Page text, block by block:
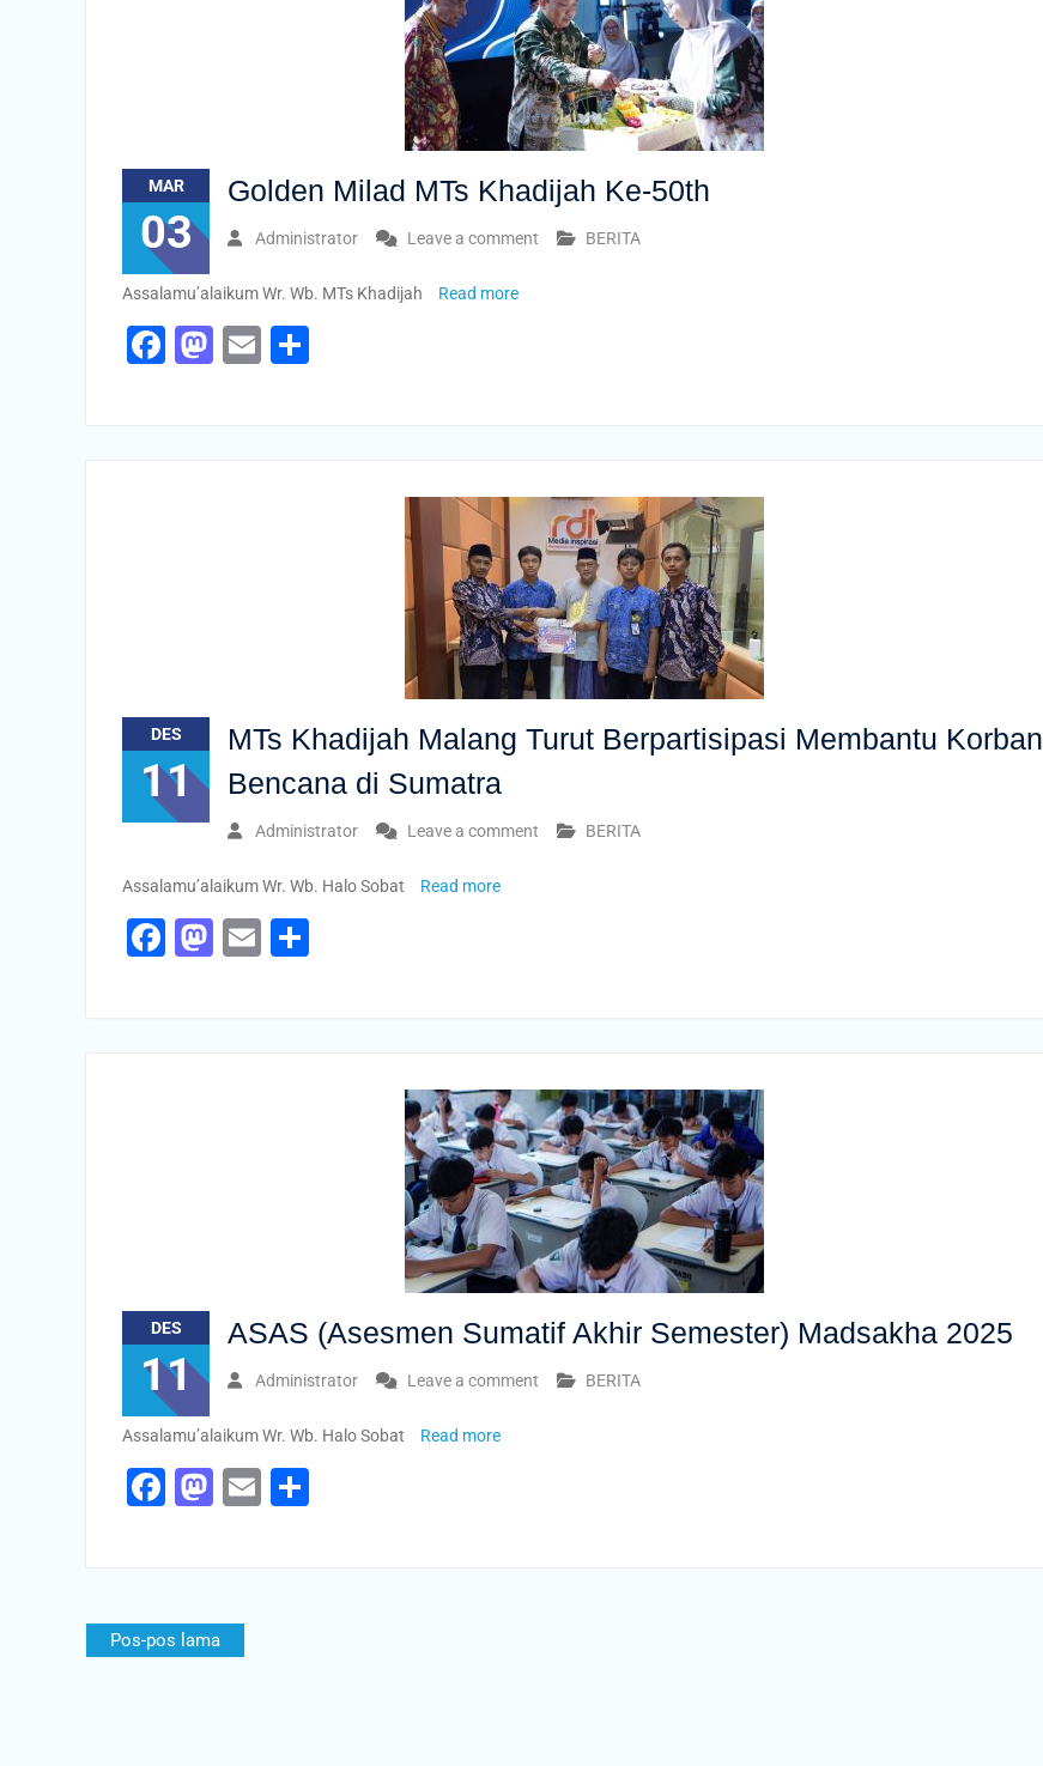
MAR
03
Golden Milad MTs Khadijah Ke-50th
Administrator Leave a comment BERITA
Assalamu’alaikum Wr. Wb. MTs Khadijah Read more
Facebook
Mastodon
Email
DES
11
MTs Khadijah Malang Turut Berpartisipasi Membantu Korban
Bencana di Sumatra
Administrator Leave a comment BERITA
Assalamu’alaikum Wr. Wb. Halo Sobat Read more
Facebook
Mastodon
Email
DES
11
ASAS (Asesmen Sumatif Akhir Semester) Madsakha 2025
Administrator Leave a comment BERITA
Assalamu’alaikum Wr. Wb. Halo Sobat Read more
Facebook
Mastodon
Email
Navigasi
pos
Pos-pos lama